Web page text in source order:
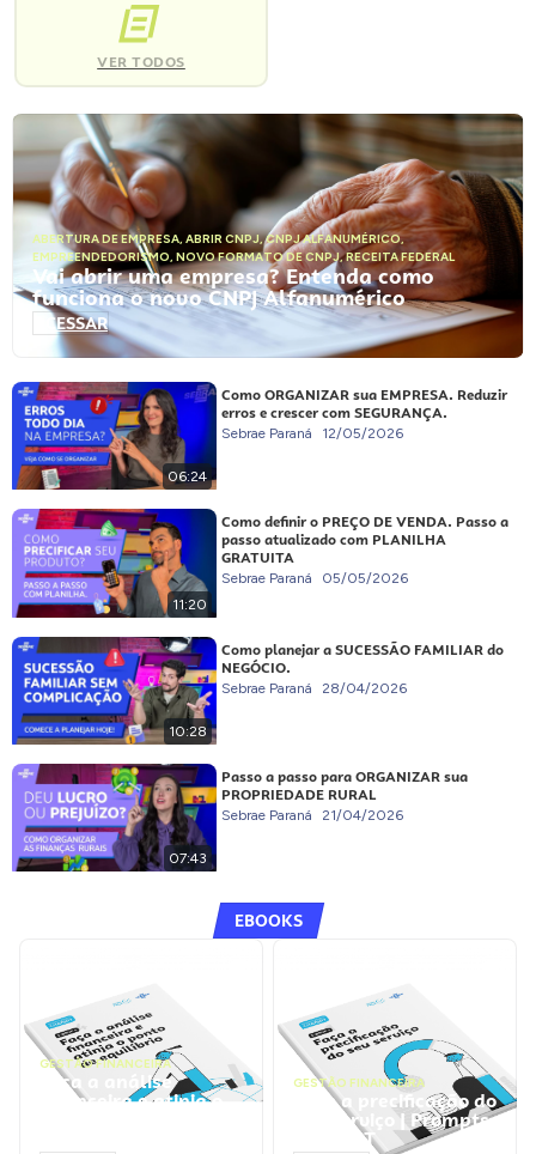
VER TODOS
ABERTURA DE EMPRESA, ABRIR CNPJ,CNPJ ALFANUMÉRICO,
EMPREENDEDORISMO, NOVO FORMATO DE CNPJ,RECEITA FEDERAL
Vai abrir uma empresa? Entenda como
funciona o novo CNPJ Alfanumérico
ACESSAR
06:24
Como ORGANIZAR sua EMPRESA. Reduzir
erros e crescer com SEGURANÇA.
Sebrae Paraná 12/05/2026
11:20
Como definir o PREÇO DE VENDA. Passo a
passo atualizado com PLANILHA
GRATUITA
Sebrae Paraná 05/05/2026
10:28
Como planejar a SUCESSÃO FAMILIAR do
NEGÓCIO.
Sebrae Paraná 28/04/2026
07:43
Passo a passo para ORGANIZAR sua
PROPRIEDADE RURAL
Sebrae Paraná 21/04/2026
EBOOKS
GESTÃO FINANCEIRA
Faça a análise
financeira e atinja o
GESTÃO FINANCEIRA
Faça a precificação do
seu serviço | Prompts
ChatGPT